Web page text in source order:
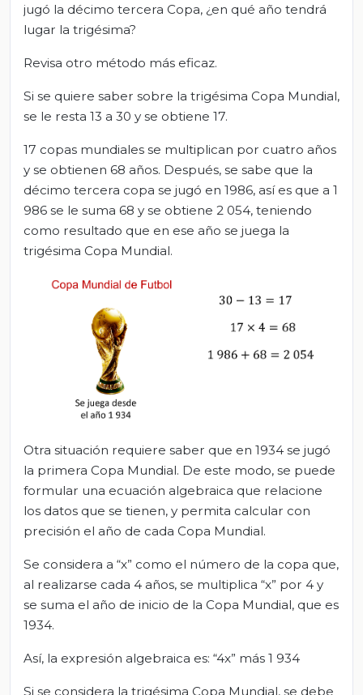
jugó la décimo tercera Copa, ¿en qué año tendrá
lugar la trigésima?
Revisa otro método más eficaz.
Si se quiere saber sobre la trigésima Copa Mundial,
se le resta 13 a 30 y se obtiene 17.
17 copas mundiales se multiplican por cuatro años
y se obtienen 68 años. Después, se sabe que la
décimo tercera copa se jugó en 1986, así es que a 1
986 se le suma 68 y se obtiene 2 054, teniendo
como resultado que en ese año se juega la
trigésima Copa Mundial.
Otra situación requiere saber que en 1934 se jugó
la primera Copa Mundial. De este modo, se puede
formular una ecuación algebraica que relacione
los datos que se tienen, y permita calcular con
precisión el año de cada Copa Mundial.
Se considera a “x” como el número de la copa que,
al realizarse cada 4 años, se multiplica “x” por 4 y
se suma el año de inicio de la Copa Mundial, que es
1934.
Así, la expresión algebraica es: “4x” más 1 934
Si se considera la trigésima Copa Mundial, se debe